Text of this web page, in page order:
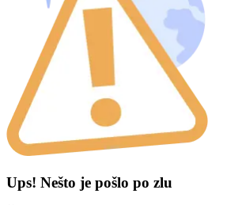
Ups! Nešto je pošlo po zlu